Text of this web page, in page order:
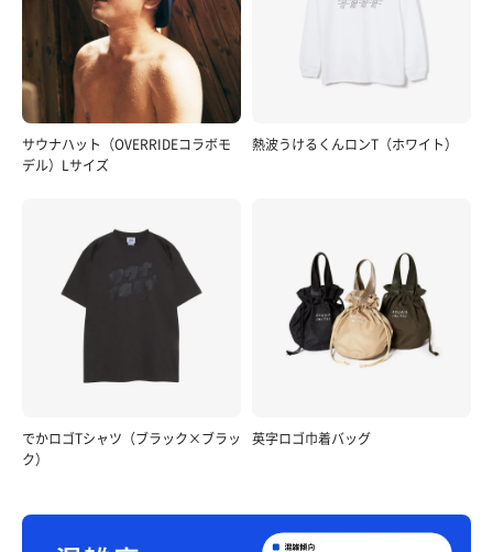
サウナハット（OVERRIDEコラボモ
デル）Lサイズ
熱波うけるくんロンT（ホワイト）
でかロゴTシャツ（ブラック×ブラッ
ク）
英字ロゴ巾着バッグ